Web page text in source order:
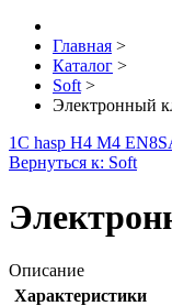
Главная >
Каталог >
Soft >
Электронный
1С hasp H4 M4
Вернуться к: Soft
Описание
Характеристики